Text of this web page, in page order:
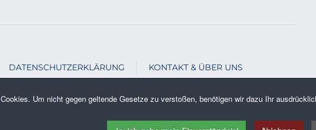
Um nicht gegen geltende Gesetze zu verstoßen, benötigen wir dazu Ihr
DATENSCHUTZERKLÄRUNG KONTAKT & ÜBER UNS
Webdesign Gestaltung | Zimmer Digital & Print . Alle Rechte